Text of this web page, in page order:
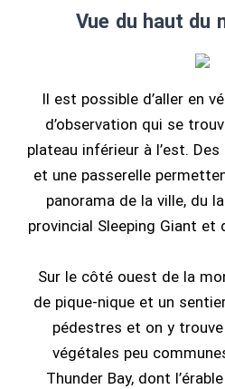
Vue du haut du
Il est possible d’aller en
d’observation qui se
plateau inférieur à l’est.
et une passerelle
panorama de la ville, du
provincial Sleeping Giant et
Sur le côté ouest de la
de pique-nique et un
pédestres et on y
végétales peu
Thunder Bay, dont